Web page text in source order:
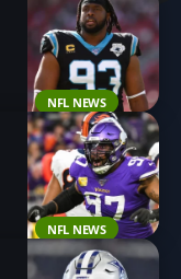
NFL NEWS
NFL NEWS